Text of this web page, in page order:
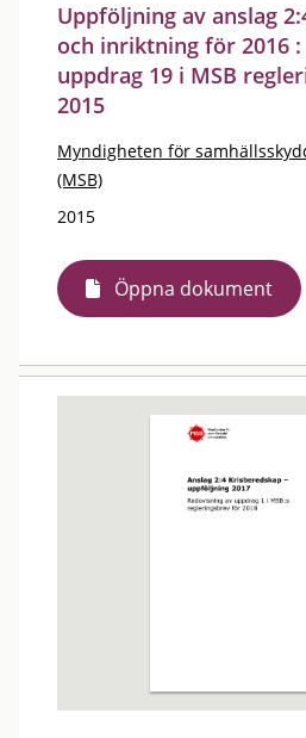
Uppföljning av anslag
och inriktning för 2016
uppdrag 19 i MSB
2015
Myndigheten för
(MSB)
2015
Öppna dokument